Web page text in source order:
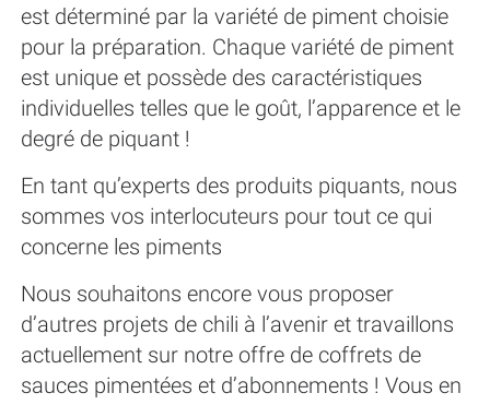
est déterminé par la variété de piment choisie
pour la préparation. Chaque variété de piment
est unique et possède des caractéristiques
individuelles telles que le goût, l’apparence et le
degré de piquant !
En tant qu’experts des produits piquants, nous
sommes vos interlocuteurs pour tout ce qui
concerne les piments
Nous souhaitons encore vous proposer
d’autres projets de chili à l’avenir et travaillons
actuellement sur notre offre de coffrets de
sauces pimentées et d’abonnements ! Vous en